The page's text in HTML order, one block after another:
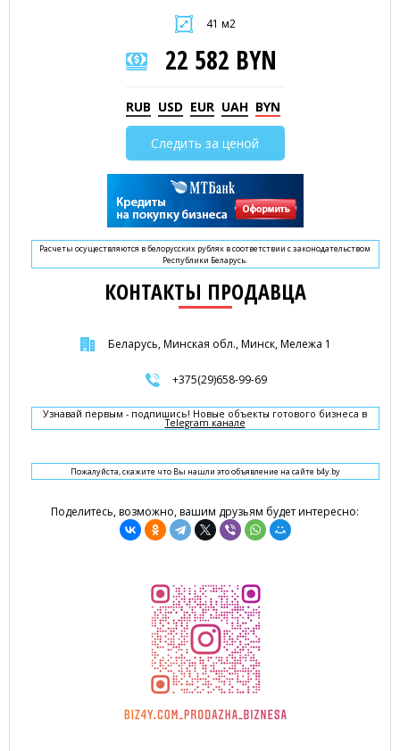
41 м2
22 582 BYN
RUB USD EUR UAH BYN
Следить за ценой
Расчеты осуществляются в белорусских рублях в соответствии с законодательством
Республики Беларусь.
КОНТАКТЫ ПРОДАВЦА
Беларусь, Минская обл., Минск, Мележа 1
+375(29)658-99-69
Узнавай первым - подпишись! Новые объекты готового бизнеса в
Telegram канале
Пожалуйста, скажите что Вы нашли это объявление на сайте b4y.by
Поделитесь, возможно, вашим друзьям будет интересно: